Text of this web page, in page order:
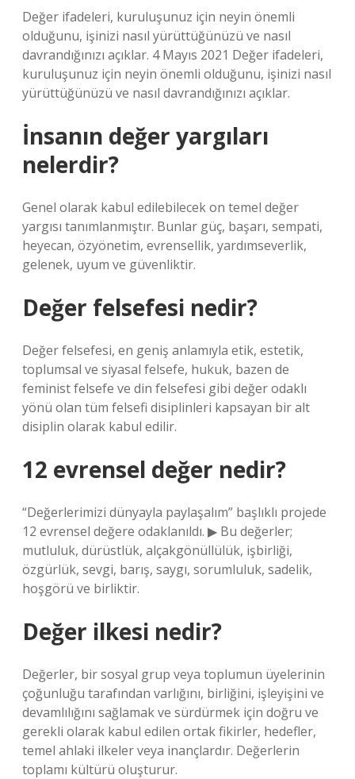
Değer ifadeleri, kuruluşunuz için neyin önemli
olduğunu, işinizi nasıl yürüttüğünüzü ve nasıl
davrandığınızı açıklar. 4 Mayıs 2021 Değer ifadeleri,
kuruluşunuz için neyin önemli olduğunu, işinizi nasıl
yürüttüğünüzü ve nasıl davrandığınızı açıklar.
İnsanın değer yargıları
nelerdir?
Genel olarak kabul edilebilecek on temel değer
yargısı tanımlanmıştır. Bunlar güç, başarı, sempati,
heyecan, özyönetim, evrensellik, yardımseverlik,
gelenek, uyum ve güvenliktir.
Değer felsefesi nedir?
Değer felsefesi, en geniş anlamıyla etik, estetik,
toplumsal ve siyasal felsefe, hukuk, bazen de
feminist felsefe ve din felsefesi gibi değer odaklı
yönü olan tüm felsefi disiplinleri kapsayan bir alt
disiplin olarak kabul edilir.
12 evrensel değer nedir?
“Değerlerimizi dünyayla paylaşalım” başlıklı projede
12 evrensel değere odaklanıldı. ▶ Bu değerler;
mutluluk, dürüstlük, alçakgönüllülük, işbirliği,
özgürlük, sevgi, barış, saygı, sorumluluk, sadelik,
hoşgörü ve birliktir.
Değer ilkesi nedir?
Değerler, bir sosyal grup veya toplumun üyelerinin
çoğunluğu tarafından varlığını, birliğini, işleyişini ve
devamlılığını sağlamak ve sürdürmek için doğru ve
gerekli olarak kabul edilen ortak fikirler, hedefler,
temel ahlaki ilkeler veya inançlardır. Değerlerin
toplamı kültürü oluşturur.